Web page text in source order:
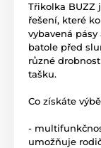
Třikolka BUZZ
řešení, které
vybavená
batole před
různé
tašku.
Co získáte
-
umožňuje